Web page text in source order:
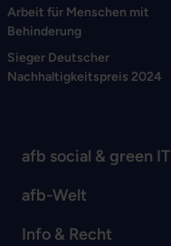
Arbeit für Menschen mit
Behinderung
Sieger Deutscher
Nachhaltigkeitspreis 2024
afb social & green IT
afb-Welt
Info & Recht